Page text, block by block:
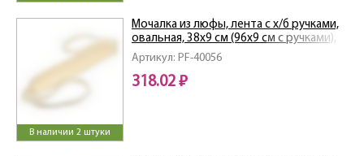
В наличии 2 штуки
Артикул: PF-40056
Мочалка из люфы, лента с х/б ручками,
овальная, 38х9 см (96х9 см с ручками),
medium
318.02 ₽